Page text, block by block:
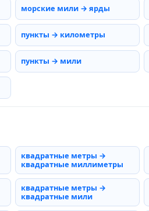
морские мили → ярды
пункты → километры
пункты → мили
квадратные метры →
квадратные миллиметры
квадратные метры →
квадратные мили